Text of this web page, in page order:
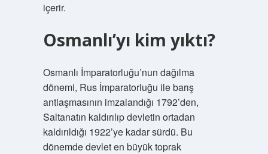
içerir.
Osmanlı’yı kim yıktı?
Osmanlı İmparatorluğu’nun dağılma
dönemi, Rus İmparatorluğu ile barış
antlaşmasının imzalandığı 1792’den,
Saltanatın kaldırılıp devletin ortadan
kaldırıldığı 1922’ye kadar sürdü. Bu
dönemde devlet en büyük toprak